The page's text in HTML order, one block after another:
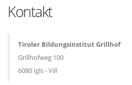
Kontakt
Tiroler Bildungsinstitut Grillhof
Grillhofweg 100
6080 Igls - Vill